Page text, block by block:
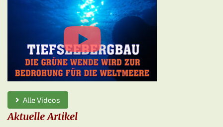
Alle Videos
Aktuelle Artikel